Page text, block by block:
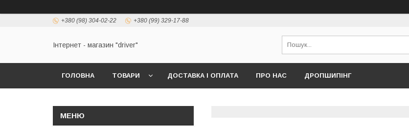
+380 (98) 304-02-22 +380 (99) 329-17-88
Інтернет - магазин "driver"
ГОЛОВНА ТОВАРИ ДОСТАВКА І ОПЛАТА ПРО НАС ДРОПШИПІНГ